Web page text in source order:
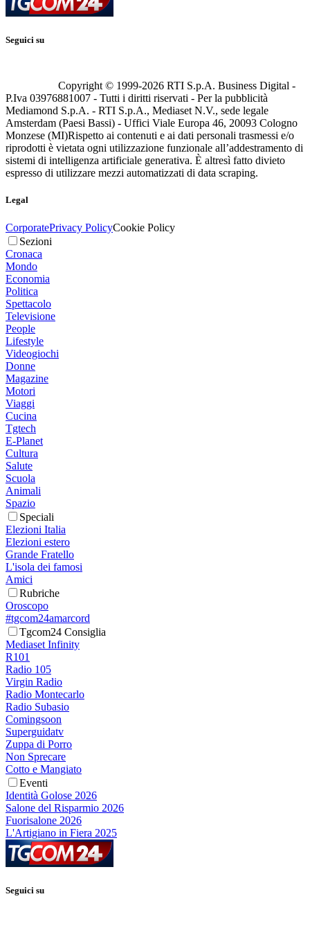
Seguici su
Copyright © 1999-2026 RTI S.p.A. Business Digital -
P.Iva 03976881007 - Tutti i diritti riservati - Per la pubblicità
Mediamond S.p.A. - RTI S.p.A., Mediaset N.V., sede legale
Amsterdam (Paesi Bassi) - Uffici Viale Europa 46, 20093 Cologno
Monzese (MI)Rispetto ai contenuti e ai dati personali trasmessi e/o
riprodotti è vietata ogni utilizzazione funzionale all’addestramento di
sistemi di intelligenza artificiale generativa. È altresì fatto divieto
espresso di utilizzare mezzi automatizzati di data scraping.
Legal
CorporatePrivacy PolicyCookie Policy
Sezioni
Cronaca
Mondo
Economia
Politica
Spettacolo
Televisione
People
Lifestyle
Videogiochi
Donne
Magazine
Motori
Viaggi
Cucina
Tgtech
E-Planet
Cultura
Salute
Scuola
Animali
Spazio
Speciali
Elezioni Italia
Elezioni estero
Grande Fratello
L'isola dei famosi
Amici
Rubriche
Oroscopo
#tgcom24amarcord
Tgcom24 Consiglia
Mediaset Infinity
R101
Radio 105
Virgin Radio
Radio Montecarlo
Radio Subasio
Comingsoon
Superguidatv
Zuppa di Porro
Non Sprecare
Cotto e Mangiato
Eventi
Identità Golose 2026
Salone del Risparmio 2026
Fuorisalone 2026
L'Artigiano in Fiera 2025
Seguici su